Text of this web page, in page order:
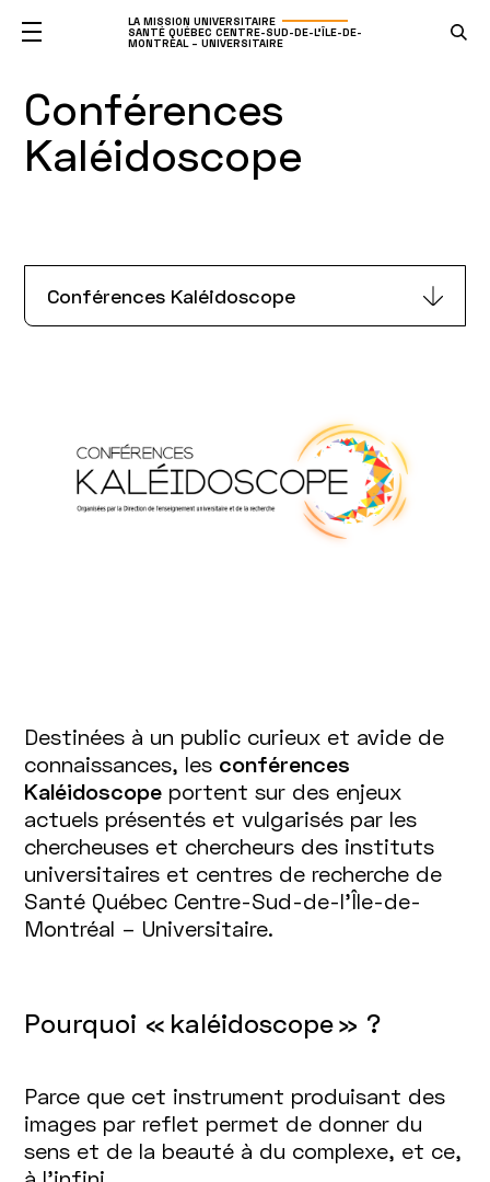
LA MISSION UNIVERSITAIRE
SANTÉ QUÉBEC CENTRE-SUD-DE-L'ÎLE-DE-
MONTRÉAL – UNIVERSITAIRE
Conférences
Kaléidoscope
Conférences Kaléidoscope
Destinées à un public curieux et avide de
connaissances, les conférences
Kaléidoscope portent sur des enjeux
actuels présentés et vulgarisés par les
chercheuses et chercheurs des instituts
universitaires et centres de recherche de
Santé Québec Centre-Sud-de-l’Île-de-
Montréal – Universitaire.
Pourquoi « kaléidoscope » ?
Parce que cet instrument produisant des
images par reflet permet de donner du
sens et de la beauté à du complexe, et ce,